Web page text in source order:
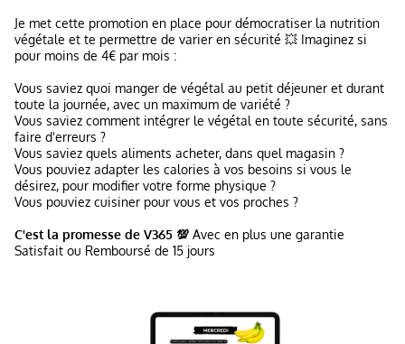
Je met cette promotion en place pour démocratiser la nutrition
végétale et te permettre de varier en sécurité 💥 Imaginez si
pour moins de 4€ par mois :
Vous saviez quoi manger de végétal au petit déjeuner et durant
toute la journée, avec un maximum de variété ?
Vous saviez comment intégrer le végétal en toute sécurité, sans
faire d'erreurs ?
Vous saviez quels aliments acheter, dans quel magasin ?
Vous pouviez adapter les calories à vos besoins si vous le
désirez, pour modifier votre forme physique ?
Vous pouviez cuisiner pour vous et vos proches ?
C'est la promesse de V365 💯 Avec en plus une garantie
Satisfait ou Remboursé de 15 jours